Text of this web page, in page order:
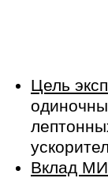
Цель
Вклад